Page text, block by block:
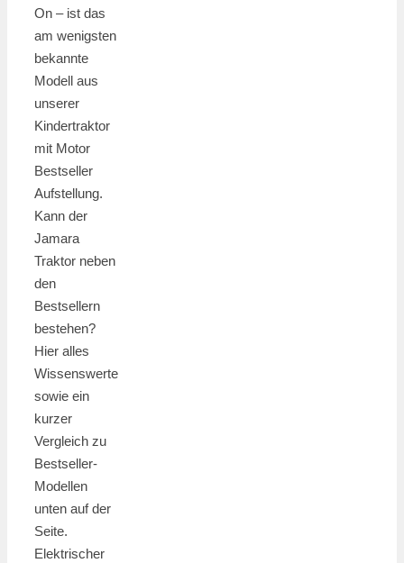
On – ist das
am wenigsten
bekannte
Modell aus
unserer
Kindertraktor
mit Motor
Bestseller
Aufstellung.
Kann der
Jamara
Traktor neben
den
Bestsellern
bestehen?
Hier alles
Wissenswerte
sowie ein
kurzer
Vergleich zu
Bestseller-
Modellen
unten auf der
Seite.
Elektrischer